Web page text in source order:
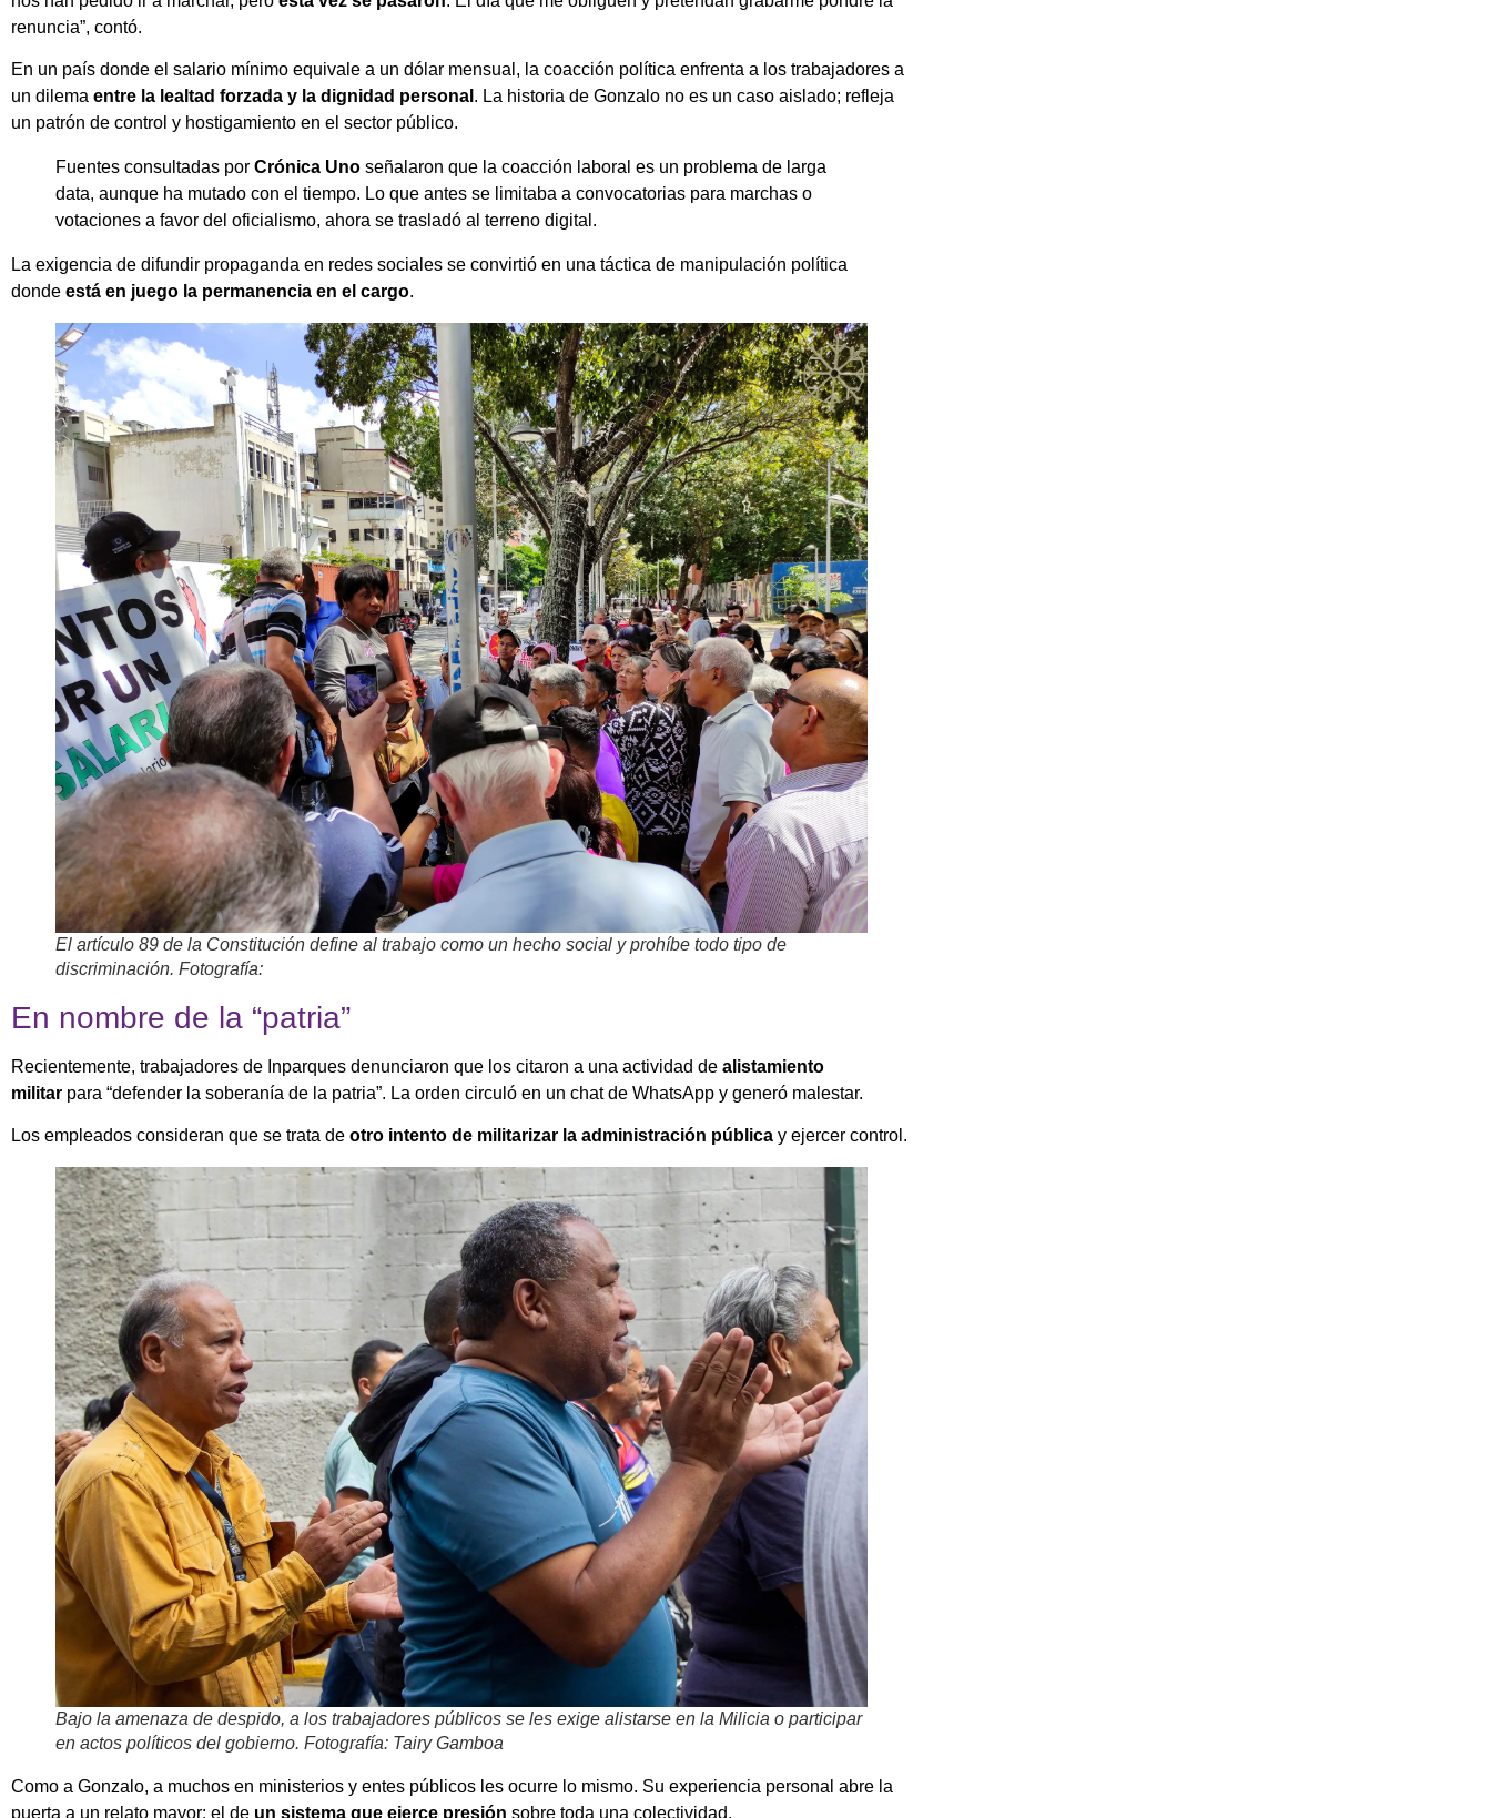
renuncia”, contó.
En un país donde el salario mínimo equivale a un dólar mensual, la coacción política enfrenta a los trabajadores a
un dilema entre la lealtad forzada y la dignidad personal . La historia de Gonzalo no es un caso aislado; refleja
un patrón de control y hostigamiento en el sector público.
Fuentes consultadas por Crónica Uno señalaron que la coacción laboral es un problema de larga
data, aunque ha mutado con el tiempo. Lo que antes se limitaba a convocatorias para marchas o
votaciones a favor del oficialismo, ahora se trasladó al terreno digital.
La exigencia de difundir propaganda en redes sociales se convirtió en una táctica de manipulación política
donde está en juego la permanencia en el cargo.
El artículo 89 de la Constitución define al trabajo como un hecho social y prohíbe todo tipo de
discriminación. Fotografía:
En nombre de la “patria”
Recientemente, trabajadores de Inparques denunciaron que los citaron a una actividad de alistamiento
militar para “defender la soberanía de la patria”. La orden circuló en un chat de WhatsApp y generó malestar.
Los empleados consideran que se trata de otro intento de militarizar la administración pública y ejercer control.
Bajo la amenaza de despido, a los trabajadores públicos se les exige alistarse en la Milicia o participar
en actos políticos del gobierno. Fotografía: Tairy Gamboa
Como a Gonzalo, a muchos en ministerios y entes públicos les ocurre lo mismo. Su experiencia personal abre la
puerta a un relato mayor: el de un sistema que ejerce presión sobre toda una colectividad.